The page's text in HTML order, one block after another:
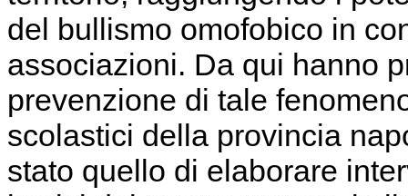
del bullismo omofobico in
associazioni. Da qui hanno
prevenzione di tale
scolastici della provincia
stato quello di elaborare